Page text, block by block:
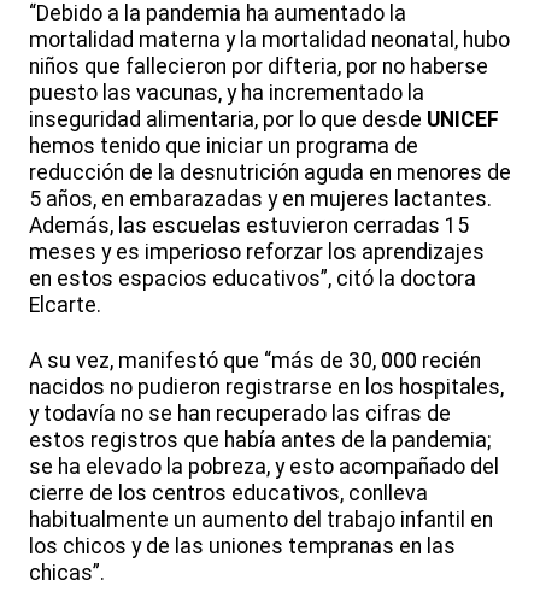
“Debido a la pandemia ha aumentado la
mortalidad materna y la mortalidad neonatal, hubo
niños que fallecieron por difteria, por no haberse
puesto las vacunas, y ha incrementado la
inseguridad alimentaria, por lo que desde UNICEF
hemos tenido que iniciar un programa de
reducción de la desnutrición aguda en menores de
5 años, en embarazadas y en mujeres lactantes.
Además, las escuelas estuvieron cerradas 15
meses y es imperioso reforzar los aprendizajes
en estos espacios educativos”, citó la doctora
Elcarte.
A su vez, manifestó que “más de 30, 000 recién
nacidos no pudieron registrarse en los hospitales,
y todavía no se han recuperado las cifras de
estos registros que había antes de la pandemia;
se ha elevado la pobreza, y esto acompañado del
cierre de los centros educativos, conlleva
habitualmente un aumento del trabajo infantil en
los chicos y de las uniones tempranas en las
chicas”.